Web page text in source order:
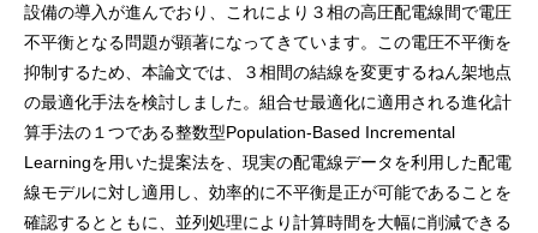
設備の導入が進んでおり、これにより３相の高圧配電線間で電圧
不平衡となる問題が顕著になってきています。この電圧不平衡を
抑制するため、本論文では、３相間の結線を変更するねん架地点
の最適化手法を検討しました。組合せ最適化に適用される進化計
算手法の１つである整数型Population-Based Incremental
Learningを用いた提案法を、現実の配電線データを利用した配電
線モデルに対し適用し、効率的に不平衡是正が可能であることを
確認するとともに、並列処理により計算時間を大幅に削減できる